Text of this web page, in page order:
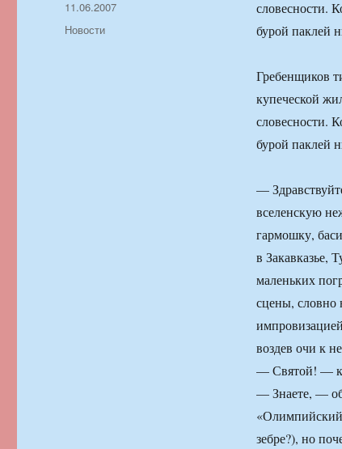
словесности.
бурой паклей
Гребенщиков
купеческой
словесности.
бурой паклей
—
вселенскую
гармошку,
в Закавказье,
маленьких
сцены, словно
воздев очи к
— Святой! —
— Знаете, —
зебре?), но
Автор
Опубликовано
11.06.2007
Рубрики
Новости